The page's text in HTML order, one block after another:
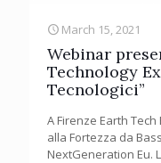
March 15, 2021
Webinar
Technology
Tecnologici”
A Firenze Earth Tech
alla Fortezza da
NextGeneration Eu.